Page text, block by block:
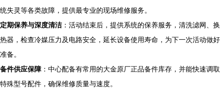
统失灵等各类故障，提供最专业的现场维修服务。
定期保养与深度清洁 ：活动结束后，提供系统的保养服务，清洗滤网、换
热器，检查冷媒压力及电路安全，延长设备使用寿命，为下一次活动做好
准备。
备件供应保障 ：中心配备有常用的大金原厂正品备件库存，并能快速调取
特殊型号配件，确保维修质量与速度。